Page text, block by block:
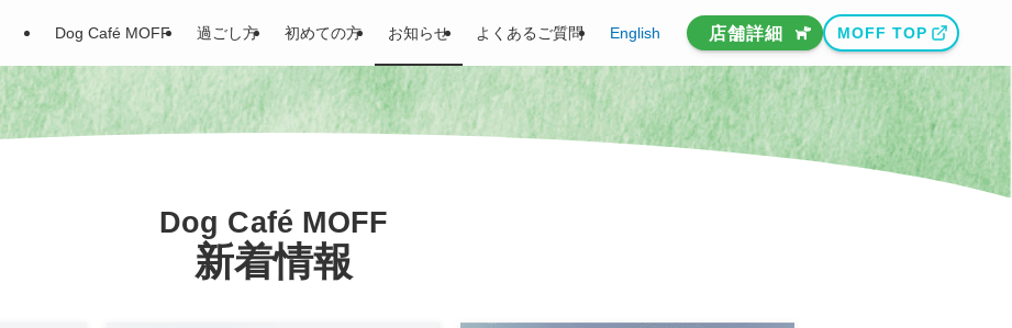
Dog Café MOFF 過ごし方 初めての方 お知らせ よくあるご質問 English 店舗詳細 MOFF TOP
Dog Café MOFF
新着情報